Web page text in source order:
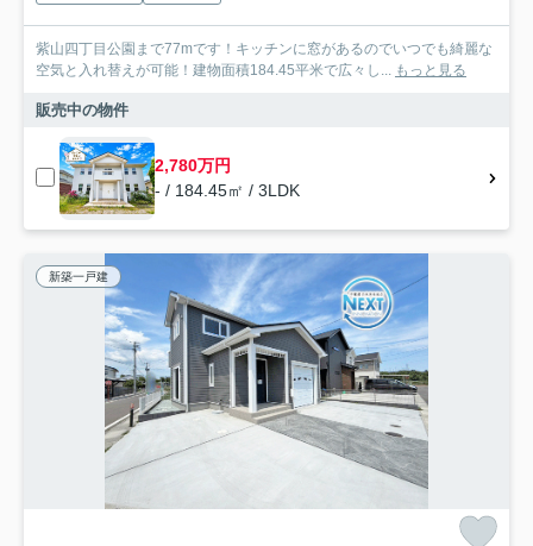
紫山四丁目公園まで77mです！キッチンに窓があるのでいつでも綺麗な
空気と入れ替えが可能！建物面積184.45平米で広々し... もっと見る
販売中の物件
2,780万円
- / 184.45㎡ / 3LDK
新築一戸建